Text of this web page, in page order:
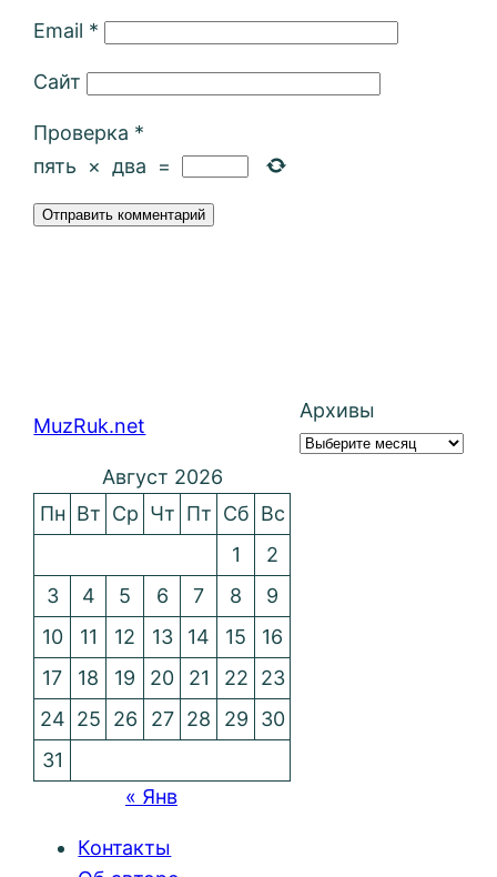
Email *
Сайт
Проверка *
пять
× два =
MuzRuk.net
Архивы
Август 2026
Пн Вт Ср Чт Пт Сб Вс
1
2
3
4 5 6 7 8
9
10
11 12 13 14 15
16
17
18 19 20 21 22
23
24 25 26 27 28 29
30
31
« Янв
Контакты